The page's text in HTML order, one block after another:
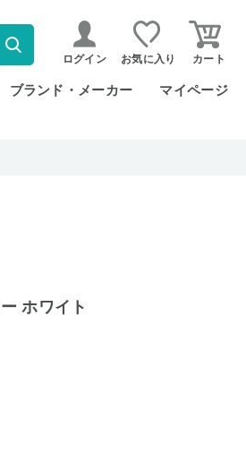
ログイン お気に入り カート
ブランド・メーカー マイページ
ホワイト